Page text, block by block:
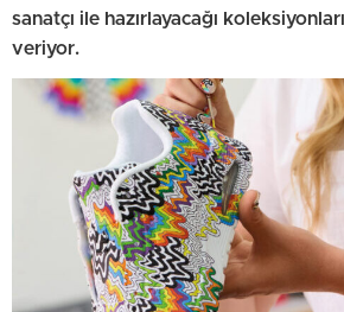
sanatçı ile hazırlayacağı
veriyor.